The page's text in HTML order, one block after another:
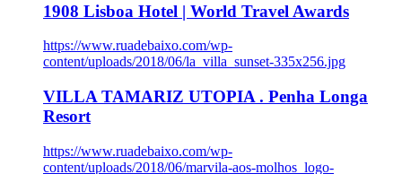
1908 Lisboa Hotel | World Travel Awards
https://www.ruadebaixo.com/wp-
content/uploads/2018/06/la_villa_sunset-335x256.jpg
VILLA TAMARIZ UTOPIA . Penha Longa
Resort
https://www.ruadebaixo.com/wp-
content/uploads/2018/06/marvila-aos-molhos_logo-